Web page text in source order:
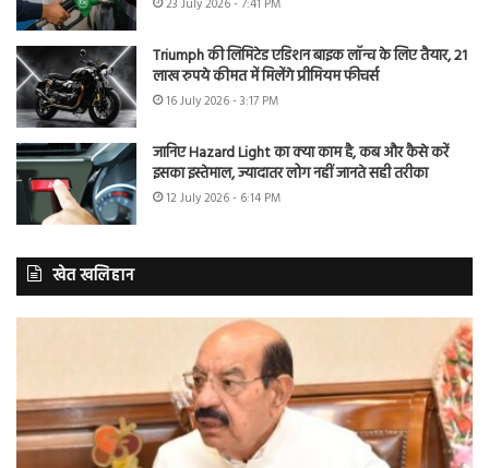
23 July 2026 - 7:41 PM
Triumph की लिमिटेड एडिशन बाइक लॉन्च के लिए तैयार, 21
लाख रुपये कीमत में मिलेंगे प्रीमियम फीचर्स
16 July 2026 - 3:17 PM
जानिए Hazard Light का क्या काम है, कब और कैसे करें
इसका इस्तेमाल, ज्यादातर लोग नहीं जानते सही तरीका
12 July 2026 - 6:14 PM
खेत खलिहान